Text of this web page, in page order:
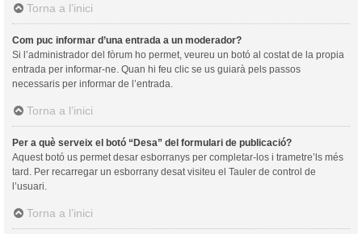
Torna a l’inici
Com puc informar d’una entrada a un moderador?
Si l’administrador del fòrum ho permet, veureu un botó al costat de la propia
entrada per informar-ne. Quan hi feu clic se us guiarà pels passos
necessaris per informar de l’entrada.
Torna a l’inici
Per a què serveix el botó “Desa” del formulari de publicació?
Aquest botó us permet desar esborranys per completar-los i trametre’ls més
tard. Per recarregar un esborrany desat visiteu el Tauler de control de
l’usuari.
Torna a l’inici